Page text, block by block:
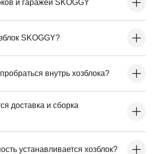
и гаражей SKOGGY
SKOGGY?
внутрь хозблока?
доставка и сборка
устанавливается хозблок?